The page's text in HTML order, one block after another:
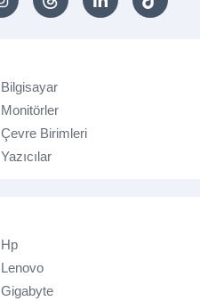
Bilgisayar
Monitörler
Çevre Birimleri
Yazıcılar
Hp
Lenovo
Gigabyte